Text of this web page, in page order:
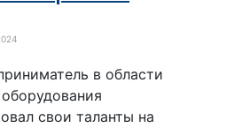
в области
свои таланты на